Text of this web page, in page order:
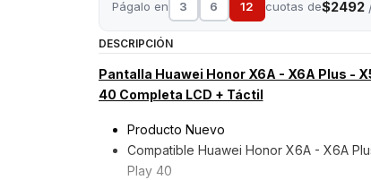
Págalo en 3 6 12 cuotas de$2492/
DESCRIPCIÓN
Pantalla Huawei Honor X6A - X6A Plus -
40 Completa LCD + Táctil
Producto Nuevo
Compatible Huawei Honor X6A - X6A
Play 40